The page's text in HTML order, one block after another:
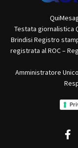
Testata giornalistica
Brindisi Registro
registrata al ROC –
Amministratore